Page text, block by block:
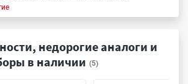
недорогие аналоги и
в наличии (5)